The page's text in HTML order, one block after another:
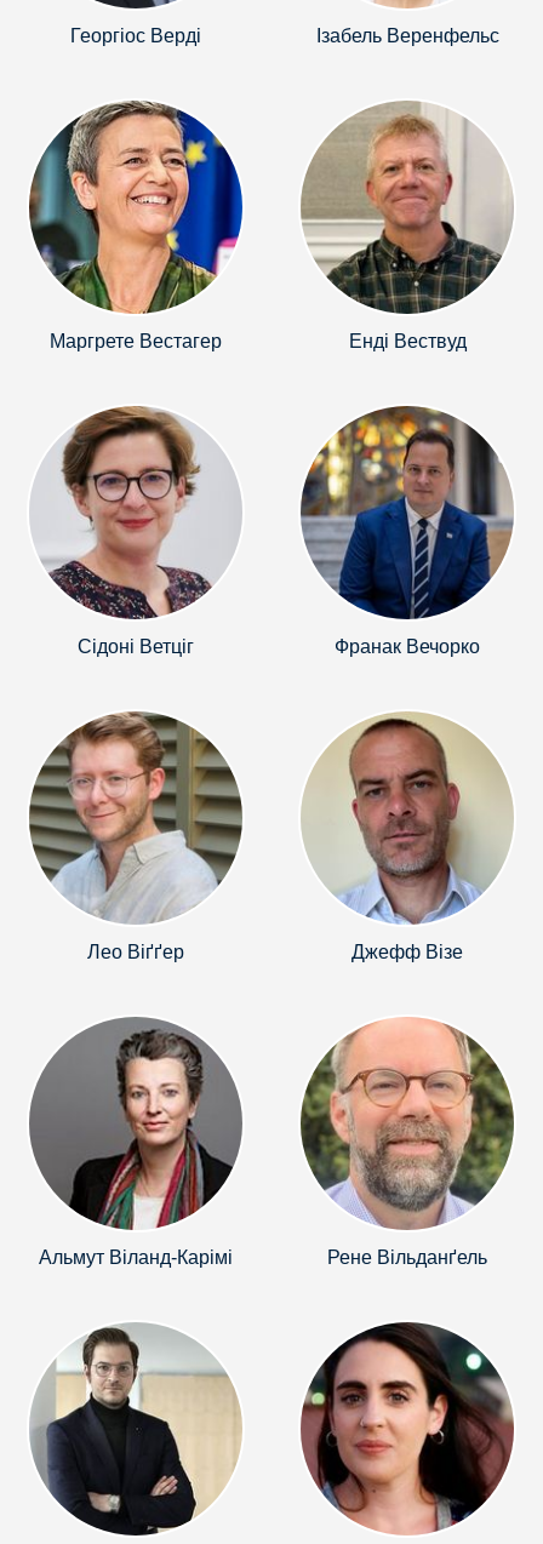
Георгіос Верді Ізабель Веренфельс
Маргрете Вестагер Енді Вествуд
Сідоні Ветціг Франак Вечорко
Лео Віґґер Джефф Візе
Альмут Віланд-Карімі Рене Вільданґель